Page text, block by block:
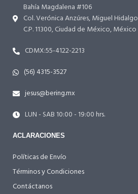
Bahía Magdalena #106
Col. Verónica Anzúres, Miguel Hidalgo
C.P. 11300, Ciudad de México, México
CDMX:55-4122-2213
(56) 4315-3527
jesus@bering.mx
LUN - SAB 10:00 - 19:00 hrs.
ACLARACIONES
Políticas de Envío
Términos y Condiciones
Contáctanos